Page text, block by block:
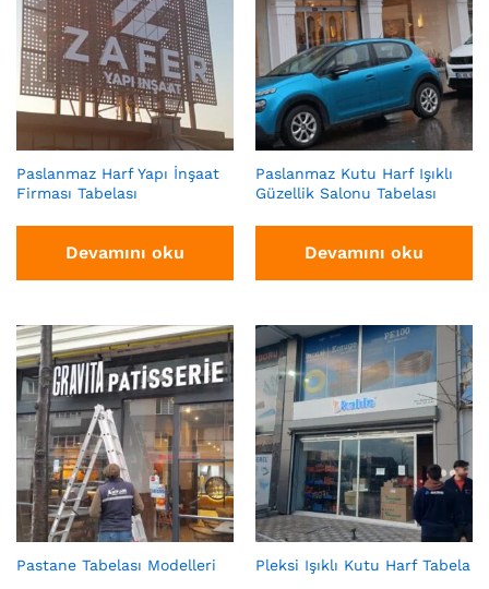
Paslanmaz Harf Yapı İnşaat
Firması Tabelası
Devamını oku
Paslanmaz Kutu Harf Işıklı
Güzellik Salonu Tabelası
Devamını oku
Pastane Tabelası Modelleri Pleksi Işıklı Kutu Harf Tabela